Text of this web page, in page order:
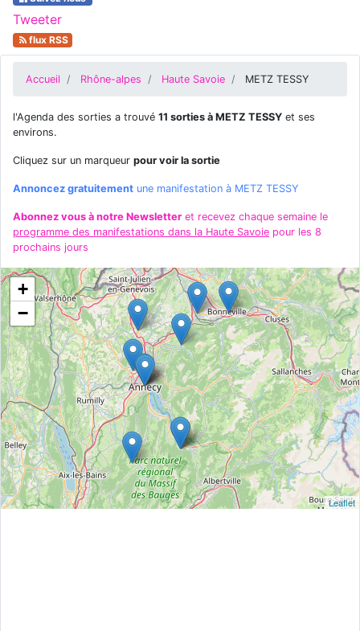
Tweeter
flux RSS
Accueil Rhône-alpes Haute Savoie METZ TESSY
l'Agenda des sorties a trouvé 11 sorties à METZ TESSY et ses
environs.
Cliquez sur un marqueur pour voir la sortie
Annoncez gratuitement une manifestation à METZ TESSY
Abonnez vous à notre Newsletter et recevez chaque semaine le
programme des manifestations dans la Haute Savoie pour les 8
prochains jours
+
−
Leaflet